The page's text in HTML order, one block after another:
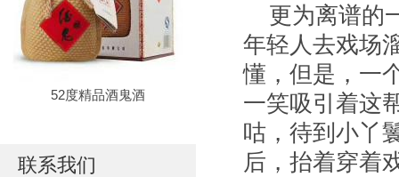
52度精品酒鬼酒
联系我们
更为离谱的
年轻人去戏场
懂，但是，一
一笑吸引着这
咕，待到小丫
后，抬着穿着